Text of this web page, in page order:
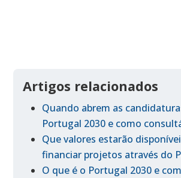
Artigos relacionados
Quando abrem as
Portugal 2030 e como
Que valores estarão
financiar projetos através do
O que é o Portugal 2030 e